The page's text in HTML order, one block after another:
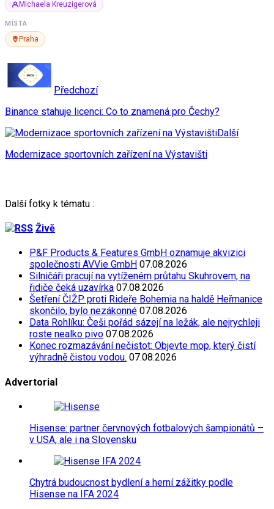
Michaela Kreuzigerová
MÍSTA
Praha
Předchozí
Binance stahuje licenci: Co to znamená pro Čechy?
Další
Modernizace sportovních zařízení na Výstavišti
Další fotky k tématu :
Živě
P&F Products & Features GmbH oznamuje akvizici
společnosti AVVie GmbH 07.08.2026
Silničáři pracují na vytíženém průtahu Skuhrovem, na
řidiče čeká uzavírka 07.08.2026
Šetření ČIŽP proti Rideře Bohemia na haldě Heřmanice
skončilo, bylo nezákonné 07.08.2026
Data Rohlíku: Češi pořád sázejí na ležák, ale nejrychleji
roste nealko pivo 07.08.2026
Konec rozmazávání nečistot: Objevte mop, který čistí
výhradně čistou vodou. 07.08.2026
Advertorial
Hisense: partner červnových fotbalových šampionátů –
v USA, ale i na Slovensku
Chytrá budoucnost bydlení a herní zážitky podle
Hisense na IFA 2024